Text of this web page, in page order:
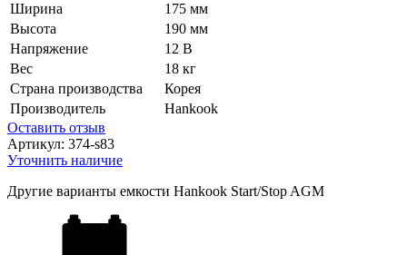
Ширина
175 мм
Высота
190 мм
Напряжение
12 В
Вес
18 кг
Страна производства
Корея
Производитель
Hankook
Оставить отзыв
Артикул: 374-s83
Уточнить наличие
Другие варианты емкости Hankook Start/Stop AGM